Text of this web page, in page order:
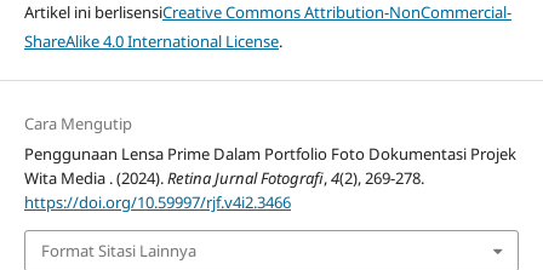
Artikel ini berlisensiCreative Commons Attribution-NonCommercial-
ShareAlike 4.0 International License.
Cara Mengutip
Penggunaan Lensa Prime Dalam Portfolio Foto Dokumentasi Projek
Wita Media . (2024).Retina Jurnal Fotografi,4(2), 269-278.
https://doi.org/10.59997/rjf.v4i2.3466
Format Sitasi Lainnya